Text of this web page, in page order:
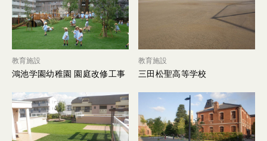
教育施設
鴻池学園幼稚園 園庭改修工事
教育施設
三田松聖高等学校